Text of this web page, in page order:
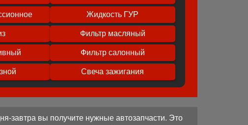
Жидкость ГУР
Фильтр масляный
Фильтр салонный
Свеча зажигания
завтра вы получите нужные автозапчасти. Это